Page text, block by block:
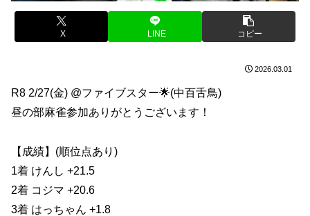
X LINE コピー
2026.03.01
R8 2/27(金) @ファイブスター🌟(中百舌鳥)
昼の部麻雀参加ありがとうございます！
【成績】(順位点あり)
1着 けんし +21.5
2着 コジマ +20.6
3着 はっちゃん +1.8